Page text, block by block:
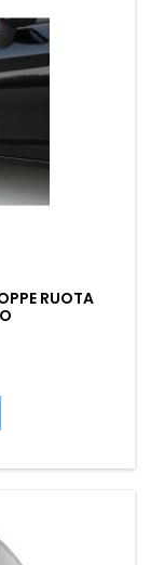
RUOTA